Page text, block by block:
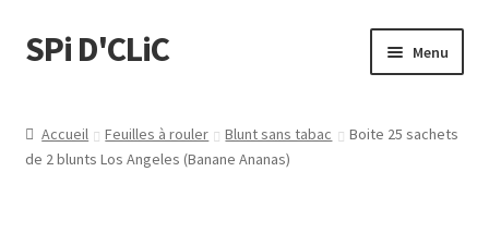
SPi D'CLiC Menu
Filtres
Accueil Feuilles à rouler Blunt sans tabac
Boite 25 sachets
de 2 blunts Los Angeles (Banane Ananas)